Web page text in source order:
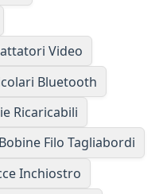
Video
Bluetooth
Ricaricabili
Bobine Filo Tagliabordi
Inchiostro